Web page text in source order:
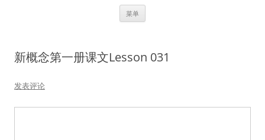
菜单
新概念第一册课文Lesson 031
发表评论